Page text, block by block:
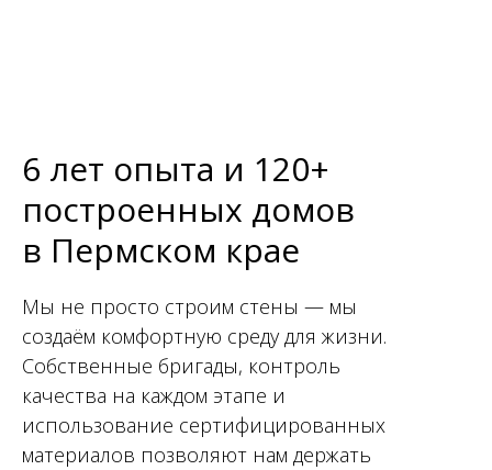
6 лет опыта и 120+
построенных домов
в Пермском крае
Мы не просто строим стены — мы
создаём комфортную среду для жизни.
Собственные бригады, контроль
качества на каждом этапе и
использование сертифицированных
материалов позволяют нам держать